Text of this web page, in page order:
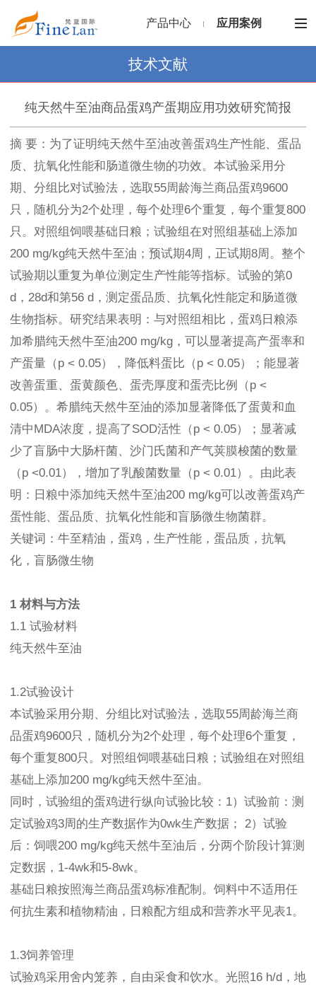
产品中心 应用案例
技术文献
纯天然牛至油商品蛋鸡产蛋期应用功效研究简报
摘 要：为了证明纯天然牛至油改善蛋鸡生产性能、蛋品
质、抗氧化性能和肠道微生物的功效。本试验采用分
期、分组比对试验法，选取55周龄海兰商品蛋鸡9600
只，随机分为2个处理，每个处理6个重复，每个重复800
只。对照组饲喂基础日粮；试验组在对照组基础上添加
200 mg/kg纯天然牛至油；预试期4周，正试期8周。整个
试验期以重复为单位测定生产性能等指标。试验的第0
d，28d和第56 d，测定蛋品质、抗氧化性能定和肠道微
生物指标。研究结果表明：与对照组相比，蛋鸡日粮添
加希腊纯天然牛至油200 mg/kg，可以显著提高产蛋率和
产蛋量（p < 0.05），降低料蛋比（p < 0.05）；能显著
改善蛋重、蛋黄颜色、蛋壳厚度和蛋壳比例（p <
0.05）。希腊纯天然牛至油的添加显著降低了蛋黄和血
清中MDA浓度，提高了SOD活性（p < 0.05）；显著减
少了盲肠中大肠杆菌、沙门氏菌和产气荚膜梭菌的数量
（p <0.01），增加了乳酸菌数量（p < 0.01）。由此表
明：日粮中添加纯天然牛至油200 mg/kg可以改善蛋鸡产
蛋性能、蛋品质、抗氧化性能和盲肠微生物菌群。
关键词：牛至精油，蛋鸡，生产性能，蛋品质，抗氧
化，盲肠微生物
1 材料与方法
1.1 试验材料
纯天然牛至油
1.2试验设计
本试验采用分期、分组比对试验法，选取55周龄海兰商
品蛋鸡9600只，随机分为2个处理，每个处理6个重复，
每个重复800只。对照组饲喂基础日粮；试验组在对照组
基础上添加200 mg/kg纯天然牛至油。
同时，试验组的蛋鸡进行纵向试验比较：1）试验前：测
定试验鸡3周的生产数据作为0wk生产数据； 2）试验
后：饲喂200 mg/kg纯天然牛至油后，分两个阶段计算测
定数据，1-4wk和5-8wk。
基础日粮按照海兰商品蛋鸡标准配制。饲料中不适用任
何抗生素和植物精油，日粮配方组成和营养水平见表1。
1.3饲养管理
试验鸡采用舍内笼养，自由采食和饮水。光照16 h/d，地